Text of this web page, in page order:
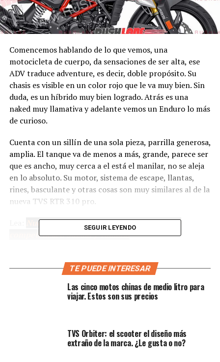
Comencemos hablando de lo que vemos, una
motocicleta de cuerpo, da sensaciones de ser alta, ese
ADV traduce adventure, es decir, doble propósito. Su
chasis es visible en un color rojo que le va muy bien. Sin
duda, es un híbrido muy bien logrado. Atrás es una
naked muy llamativa y adelante vemos un Enduro lo más
de curioso.
Cuenta con un sillín de una sola pieza, parrilla generosa,
amplia. El tanque va de menos a más, grande, parece ser
que es ancho, muy cerca a el está el manilar, no se aleja
en lo absoluto. Su motor, sistema de escape, llantas,
rines, basculante y otras cosas son muy similares al de la
nueva TVS RTR 310 pro.
Nueva AKT 250 R. Ahora sí le llegó fuerte
competencia a Suzuki y Yamaha
página RushLane de India, se ve algo muy bien formado,
curioso es que hereda cosas de la BMW G310 GS, su
tanque, la parte frontal entre cúpula, guardabarros,
Hay que destacar que la familia GS lleva más de 40 años
SEGUIR LEYENDO
TE PUEDE INTERESAR
Las cinco motos chinas de medio litro para
viajar. Estos son sus precios
TVS Orbiter: el scooter el diseño más
extraño de la marca. ¿Le gusta o no?